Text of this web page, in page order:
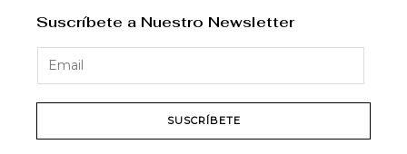
Suscríbete a Nuestro Newsletter
SUSCRÍBETE